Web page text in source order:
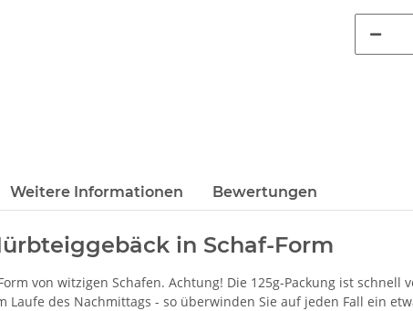
Weitere Informationen Bewertungen
in Schaf-Form
von witzigen Schafen. Achtung! Die 125g-Packung ist
Laufe des Nachmittags - so überwinden Sie auf jeden Fall ein